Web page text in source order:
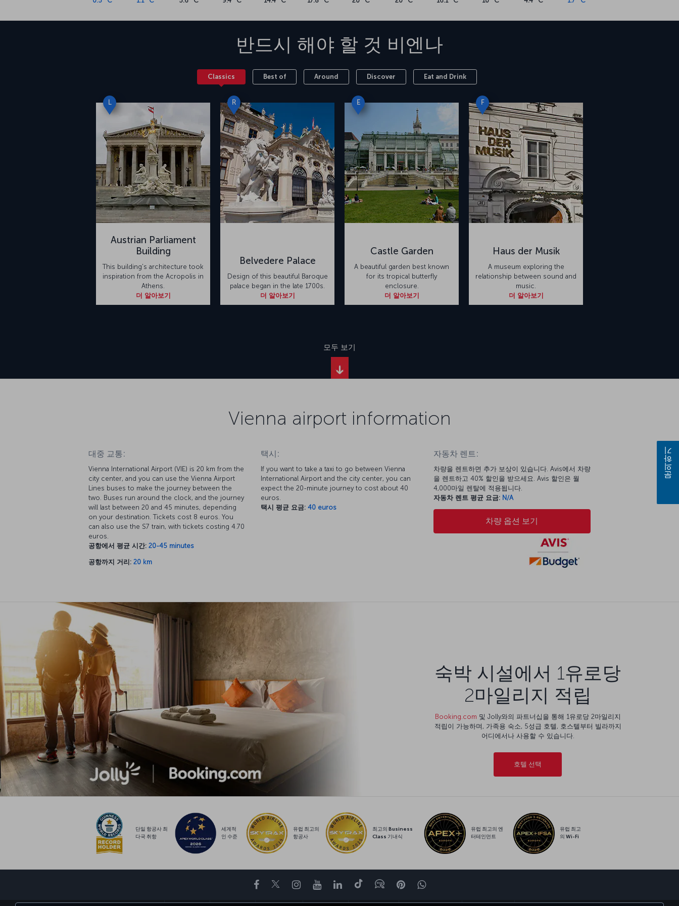
반드시 해야 할 것 비엔나
Classics Best of Around Discover Eat and Drink
L
Austrian Parliament
Building
This building's architecture took
inspiration from the Acropolis in
Athens.
더 알아보기
R
Belvedere Palace
Design of this beautiful Baroque
palace began in the late 1700s.
더 알아보기
E
Castle Garden
A beautiful garden best known
for its tropical butterfly
enclosure.
더 알아보기
F
Haus der Musik
A museum exploring the
relationship between sound and
music.
더 알아보기
모두 보기
Vienna airport information
대중 교통:
Vienna International Airport (VIE) is 20 km from the
city center, and you can use the Vienna Airport
Lines buses to make the journey between the
two. Buses run around the clock, and the journey
will last between 20 and 45 minutes, depending
on your destination. Tickets cost 8 euros. You
can also use the S7 train, with tickets costing 4.70
euros.
공항에서 평균 시간: 20-45 minutes
공항까지 거리: 20 km
택시:
If you want to take a taxi to go between Vienna
International Airport and the city center, you can
expect the 20-minute journey to cost about 40
euros.
택시 평균 요금: 40 euros
자동차 렌트:
차량을 렌트하면 추가 보상이 있습니다. Avis에서 차량
을 렌트하고 40% 할인을 받으세요. Avis 할인은 월
4,000마일 렌탈에 적용됩니다.
자동차 렌트 평균 요금: N/A
차량 옵션 보기
숙박 시설에서 1유로당
2마일리지 적립
Booking.com 및 Jolly와의 파트너십을 통해 1유로당 2마일리지
적립이 가능하며, 가족용 숙소, 5성급 호텔, 호스텔부터 빌라까지
어디에서나 사용할 수 있습니다.
호텔 선택
단일 항공사 최
다국 취항
세계적
인 수준
유럽 최고의
항공사
최고의 Business
Class 기내식
유럽 최고의 엔
터테인먼트
유럽 최고
의 Wi-Fi
페이스북
트위터인스타그램
유튜브링크드인
틱톡블로그PinterestWhatsapp
문의하기